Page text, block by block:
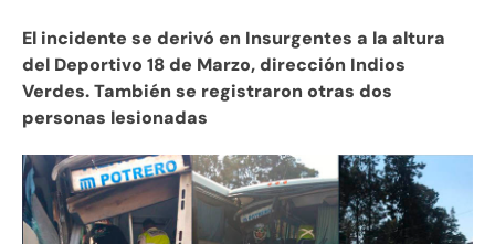
El incidente se derivó en Insurgentes a la altura
del Deportivo 18 de Marzo, dirección Indios
Verdes. También se registraron otras dos
personas lesionadas